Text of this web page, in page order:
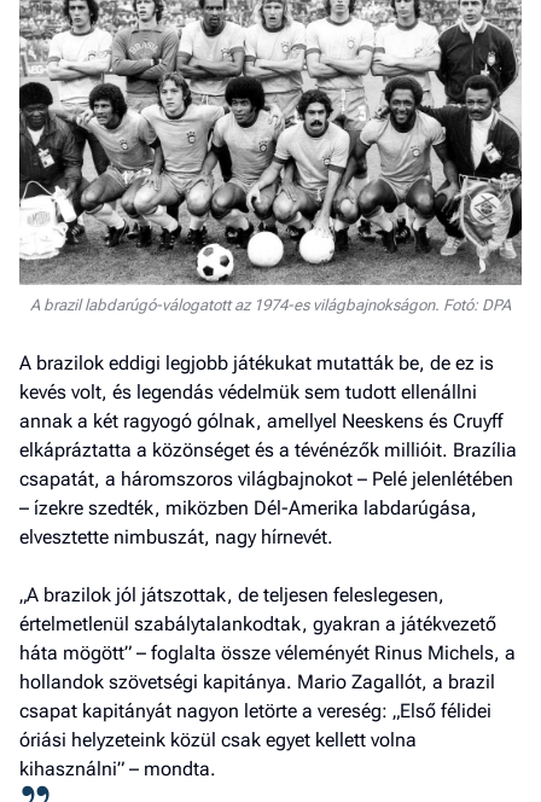
A brazil labdarúgó-válogatott az 1974-es világbajnokságon. Fotó: DPA
A brazilok eddigi legjobb játékukat mutatták be, de ez is
kevés volt, és legendás védelmük sem tudott ellenállni
annak a két ragyogó gólnak, amellyel Neeskens és Cruyff
elkápráztatta a közönséget és a tévénézők millióit. Brazília
csapatát, a háromszoros világbajnokot – Pelé jelenlétében
– ízekre szedték, miközben Dél-Amerika labdarúgása,
elvesztette nimbuszát, nagy hírnevét.
„A brazilok jól játszottak, de teljesen feleslegesen,
értelmetlenül szabálytalankodtak, gyakran a játékvezető
háta mögött” – foglalta össze véleményét Rinus Michels, a
hollandok szövetségi kapitánya. Mario Zagallót, a brazil
csapat kapitányát nagyon letörte a vereség: „Első félidei
óriási helyzeteink közül csak egyet kellett volna
kihasználni” – mondta.